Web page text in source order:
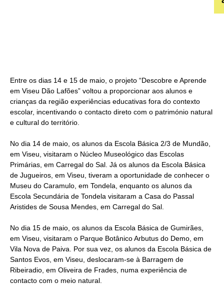
Entre os dias 14 e 15 de maio, o projeto “Descobre e Aprende
em Viseu Dão Lafões” voltou a proporcionar aos alunos e
crianças da região experiências educativas fora do contexto
escolar, incentivando o contacto direto com o património natural
e cultural do território.
No dia 14 de maio, os alunos da Escola Básica 2/3 de Mundão,
em Viseu, visitaram o Núcleo Museológico das Escolas
Primárias, em Carregal do Sal. Já os alunos da Escola Básica
de Jugueiros, em Viseu, tiveram a oportunidade de conhecer o
Museu do Caramulo, em Tondela, enquanto os alunos da
Escola Secundária de Tondela visitaram a Casa do Passal
Aristides de Sousa Mendes, em Carregal do Sal.
No dia 15 de maio, os alunos da Escola Básica de Gumirães,
em Viseu, visitaram o Parque Botânico Arbutus do Demo, em
Vila Nova de Paiva. Por sua vez, os alunos da Escola Básica de
Santos Evos, em Viseu, deslocaram-se à Barragem de
Ribeiradio, em Oliveira de Frades, numa experiência de
contacto com o meio natural.